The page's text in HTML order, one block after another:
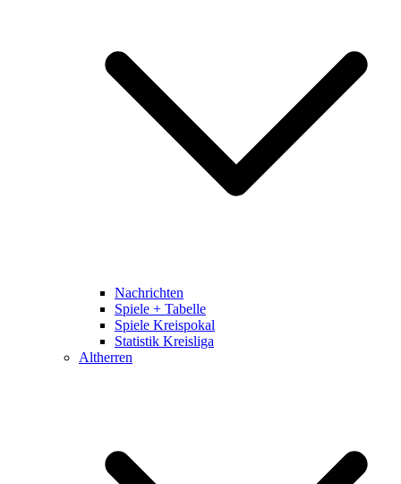
Nachrichten
Spiele + Tabelle
Spiele Kreispokal
Statistik Kreisliga
Altherren